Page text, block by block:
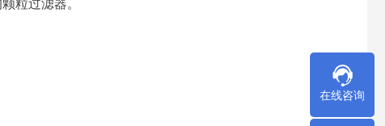
粒过滤器。
在线咨询